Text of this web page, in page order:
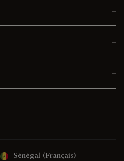
Sénégal (français)